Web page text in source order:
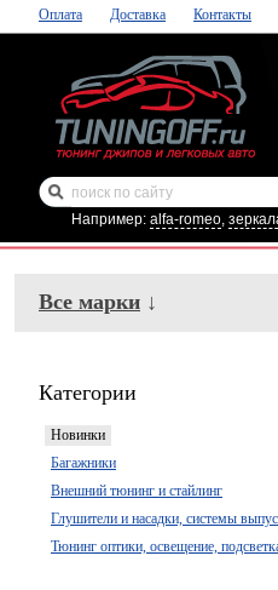
Оплата Доставка Контакты
Например: alfa-romeo,
Все марки ↓
Категории
Новинки
Багажники
Внешний тюнинг и стайлинг
Глушители и насадки, системы
Тюнинг оптики, освещение,